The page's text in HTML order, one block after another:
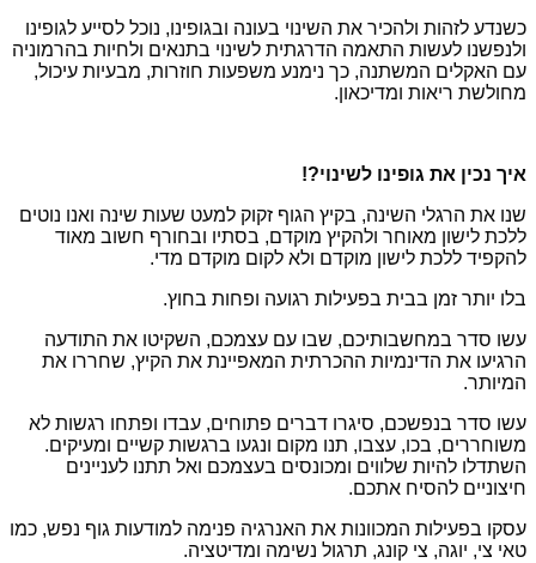
כשנדע לזהות ולהכיר את השינוי בעונה ובגופינו, נוכל לסייע לגופינו
ולנפשנו לעשות התאמה הדרגתית לשינוי בתנאים ולחיות בהרמוניה
עם האקלים המשתנה, כך נימנע משפעות חוזרות, מבעיות עיכול,
מחולשת ריאות ומדיכאון.
איך נכין את גופינו לשינוי?!
שנו את הרגלי השינה, בקיץ הגוף זקוק למעט שעות שינה ואנו נוטים
ללכת לישון מאוחר ולהקיץ מוקדם, בסתיו ובחורף חשוב מאוד
להקפיד ללכת לישון מוקדם ולא לקום מוקדם מדי.
בלו יותר זמן בבית בפעילות רגועה ופחות בחוץ.
עשו סדר במחשבותיכם, שבו עם עצמכם, השקיטו את התודעה
הרגיעו את הדינמיות ההכרתית המאפיינת את הקיץ, שחררו את
המיותר.
עשו סדר בנפשכם, סיגרו דברים פתוחים, עבדו ופתחו רגשות לא
משוחררים, בכו, עצבו, תנו מקום ונגעו ברגשות קשיים ומעיקים.
השתדלו להיות שלווים ומכונסים בעצמכם ואל תתנו לעניינים
חיצוניים להסיח אתכם.
עסקו בפעילות המכוונות את האנרגיה פנימה למודעות גוף נפש, כמו
טאי צי, יוגה, צי קונג, תרגול נשימה ומדיטציה.